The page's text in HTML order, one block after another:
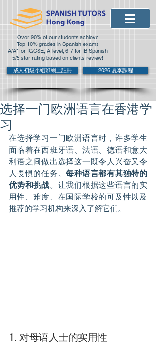
Over 90% of our students achieve
Top 10% grades in Spanish exams
A/A* for IGCSE, A-level; 6-7 for IB Spanish
5/5 star rating based on clients review!
成人初級小組班網上註冊
2026 夏季課程
选择一门欧洲语言在香港学
习
在选择学习一门欧洲语言时，许多学生
面临着在西班牙语、法语、德语和意大
利语之间做出选择这一既令人兴奋又令
人畏惧的任务。每种语言都有其独特的
优势和挑战。让我们根据这些语言的实
用性、难度、在国际学校的可及性以及
推荐的学习机构来深入了解它们。
1. 对母语人士的实用性